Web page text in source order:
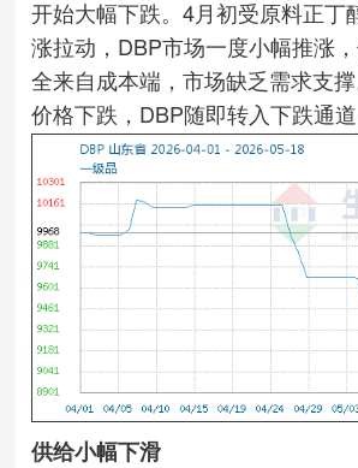
开始大幅下跌。4月初受原料正丁
涨拉动，DBP市场一度小幅推涨
全来自成本端，市场缺乏需求支
价格下跌，DBP随即转入下跌通道
供给小幅下滑